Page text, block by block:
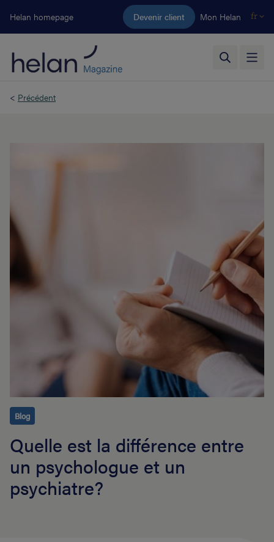
Aller au contenu principal
Helan homepage Devenir client Mon Helan fr
< Précédent
Blog
Quelle est la différence entre
un psychologue et un
psychiatre?